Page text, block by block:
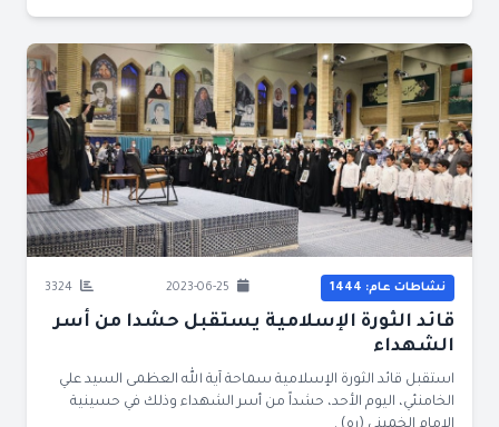
نشاطات عام: 1444
قائد الثورة الإسلامية يستقبل حشدا من أسر
الشهداء
استقبل قائد الثورة الإسلامية سماحة آية الله العظمى السيد علي
الخامنئي، اليوم الأحد، حشداً من أسر الشهداء وذلك في حسينية